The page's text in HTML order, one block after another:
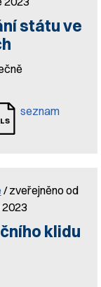
státu ve
seznam
/ zveřejněno od
klidu